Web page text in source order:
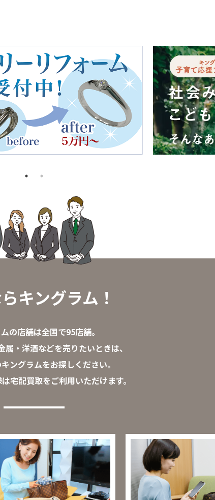
キングラム！
の店舗は全国で95店舗。
属・洋酒などを売りたいときは、
ングラムをお探しください。
宅配買取をご利用いただけます。